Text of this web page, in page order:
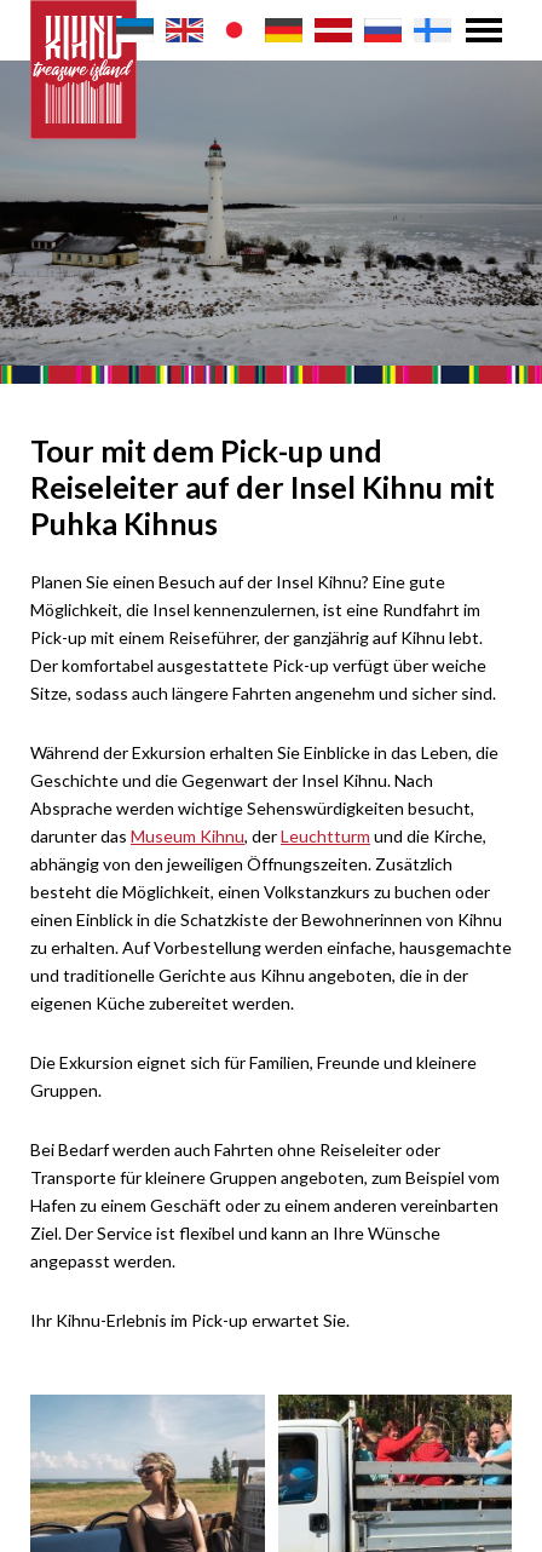
Tour mit dem Pick-up und
Reiseleiter auf der Insel Kihnu mit
Puhka Kihnus
Planen Sie einen Besuch auf der Insel Kihnu? Eine gute
Möglichkeit, die Insel kennenzulernen, ist eine Rundfahrt im
Pick-up mit einem Reiseführer, der ganzjährig auf Kihnu lebt.
Der komfortabel ausgestattete Pick-up verfügt über weiche
Sitze, sodass auch längere Fahrten angenehm und sicher sind.
Während der Exkursion erhalten Sie Einblicke in das Leben, die
Geschichte und die Gegenwart der Insel Kihnu. Nach
Absprache werden wichtige Sehenswürdigkeiten besucht,
darunter das Museum Kihnu, derLeuchtturm und die Kirche,
abhängig von den jeweiligen Öffnungszeiten. Zusätzlich
besteht die Möglichkeit, einen Volkstanzkurs zu buchen oder
einen Einblick in die Schatzkiste der Bewohnerinnen von Kihnu
zu erhalten. Auf Vorbestellung werden einfache, hausgemachte
und traditionelle Gerichte aus Kihnu angeboten, die in der
eigenen Küche zubereitet werden.
Die Exkursion eignet sich für Familien, Freunde und kleinere
Gruppen.
Bei Bedarf werden auch Fahrten ohne Reiseleiter oder
Transporte für kleinere Gruppen angeboten, zum Beispiel vom
Hafen zu einem Geschäft oder zu einem anderen vereinbarten
Ziel. Der Service ist flexibel und kann an Ihre Wünsche
angepasst werden.
Ihr Kihnu-Erlebnis im Pick-up erwartet Sie.